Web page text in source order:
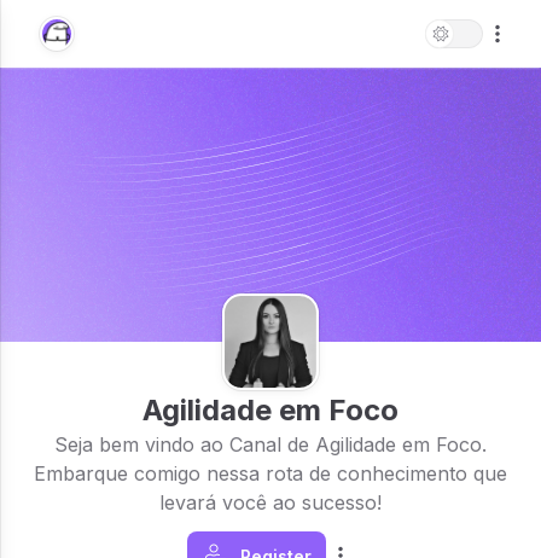
Agilidade em Foco
Seja bem vindo ao Canal de Agilidade em Foco.
Embarque comigo nessa rota de conhecimento que
levará você ao sucesso!